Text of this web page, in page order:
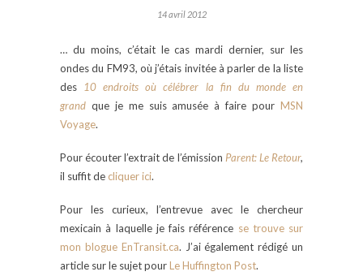
14 avril 2012
… du moins, c’était le cas mardi dernier, sur les
ondes du FM93, où j’étais invitée à parler de la liste
des
10 endroits où célébrer la fin du monde en
grand que je me suis amusée à faire pour MSN
Voyage.
Pour écouter l’extrait de l’émission Parent: Le Retour,
il suffit de cliquer ici.
Pour les curieux, l’entrevue avec le chercheur
mexicain à laquelle je fais référence se trouve sur
mon blogue EnTransit.ca. J’ai également rédigé un
article sur le sujet pourLe Huffington Post.